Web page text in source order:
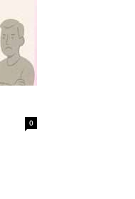
0